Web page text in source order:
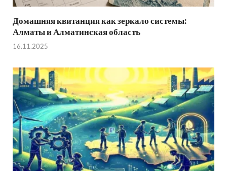
Домашняя квитанция как зеркало системы:
Алматы и Алматинская область
16.11.2025